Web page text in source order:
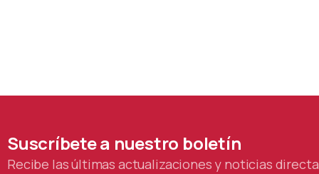
Suscríbetea nuestro boletín
Recibe las últimas actualizaciones y noticias